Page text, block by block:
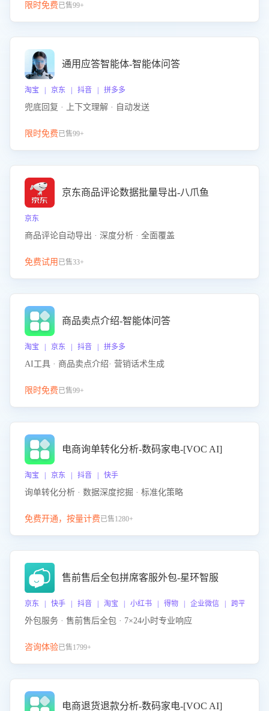
限时免费已售99+
通用应答智能体-智能体问答
淘宝 | 京东 | 抖音 | 拼多多
兜底回复 · 上下文理解 · 自动发送
限时免费已售99+
京东商品评论数据批量导出-八爪鱼
京东
商品评论自动导出 · 深度分析 · 全面覆盖
免费试用 已售33+
商品卖点介绍-智能体问答
淘宝 | 京东 | 抖音 | 拼多多
AI工具 · 商品卖点介绍· 营销话术生成
限时免费已售99+
电商询单转化分析-数码家电-[VOC AI]
淘宝 | 京东 | 抖音 | 快手
询单转化分析 · 数据深度挖掘 · 标准化策略
免费开通，按量计费已售1280+
售前售后全包拼席客服外包-星环智服
京东 | 快手 | 抖音 | 淘宝 | 小红书 | 得物 | 企业微信 | 跨平台
外包服务 · 售前售后全包 · 7×24小时专业响应
咨询体验已售1799+
电商退货退款分析-数码家电-[VOC AI]